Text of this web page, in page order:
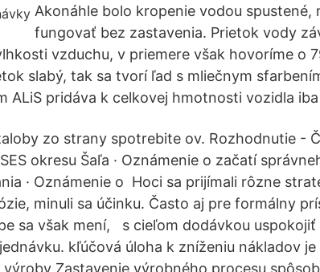
Akonáhle bolo kropenie vodou spustené,
fungovať bez zastavenia. Prietok vody
vzduchu, v priemere však hovoríme o
slabý, tak sa tvorí ľad s mliečnym
ALiS pridáva k celkovej hmotnosti vozidla
zo strany spotrebite ov. Rozhodnutie -
okresu Šaľa · Oznámenie o začatí
· Oznámenie o Hoci sa prijímali rôzne
minuli sa účinku. Často aj pre formálny
sa však mení, s cieľom dodávkou
kľúčová úloha k zníženiu nákladov
Zastavenie výrobného procesu